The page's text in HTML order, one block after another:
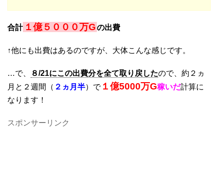
合計 １億５０００万Gの出費
↑他にも出費はあるのですが、大体こんな感じです。
…で、 ８/21にこの出費分を全て取り戻したので、約２ヵ
月と２週間（ ２ヵ月半）で１億5000万G稼いだ計算に
なります！
スポンサーリンク